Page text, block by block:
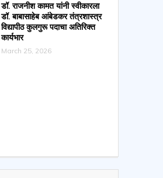
डॉ. राजनीश कामत यांनी स्वीकारला
डॉ. बाबासाहेब आंबेडकर तंत्रशास्त्र
विद्यापीठ कुलगुरू पदाचा अतिरिक्त
कार्यभार
March 25, 2026